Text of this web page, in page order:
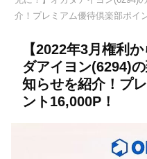
介！プレミアム優待倶楽部ポイ
【2022年3月権利
ダアイヨン(6294)
知らせを紹介！プ
ント16,000P！